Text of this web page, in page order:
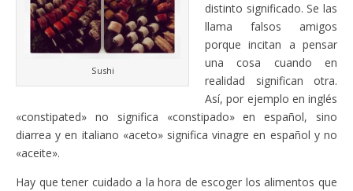
Sushi
distinto significado. Se las
llama falsos amigos
porque incitan a pensar
una cosa cuando en
realidad significan otra.
Así, por ejemplo en inglés
«constipated» no significa «constipado» en español, sino
diarrea y en italiano «aceto» significa vinagre en español y no
«aceite».
Hay que tener cuidado a la hora de escoger los alimentos que